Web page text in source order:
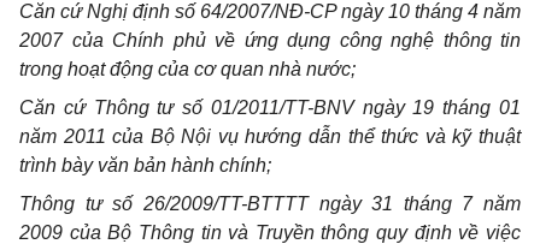
Căn cứ Nghị định số 64/2007/NĐ-CP ngày 10 tháng 4 năm
2007 của Chính phủ về ứng dụng công nghệ thông tin
trong hoạt động của cơ quan nhà nước;
Căn cứ Thông tư số 01/2011/TT-BNV ngày 19 tháng 01
năm 2011 của Bộ Nội vụ hướng dẫn thể thức và kỹ thuật
trình bày văn bản hành chính;
Thông tư số 26/2009/TT-BTTTT ngày 31 tháng 7 năm
2009 của Bộ Thông tin và Truyền thông quy định về việc